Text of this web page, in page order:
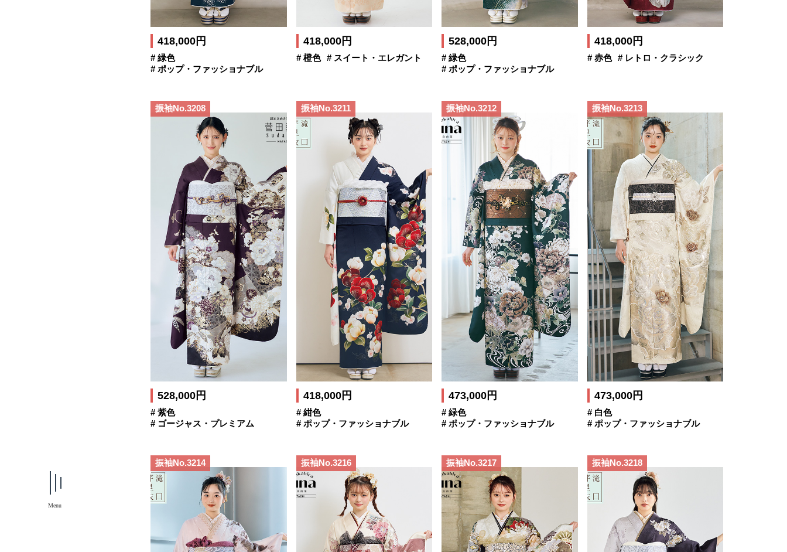
Menu
418,000円
# 緑色
# ポップ・ファッショナブル
418,000円
# 橙色 # スイート・エレガント
528,000円
# 緑色
# ポップ・ファッショナブル
418,000円
# 赤色 # レトロ・クラシック
振袖No.3208
528,000円
# 紫色
# ゴージャス・プレミアム
振袖No.3211
418,000円
# 紺色
# ポップ・ファッショナブル
振袖No.3212
473,000円
# 緑色
# ポップ・ファッショナブル
振袖No.3213
473,000円
# 白色
# ポップ・ファッショナブル
振袖No.3214 振袖No.3216 振袖No.3217 振袖No.3218